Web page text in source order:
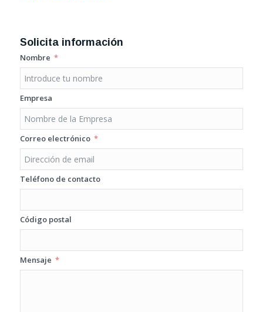
Solicita información
Nombre
Empresa
Correo electrónico
Teléfono de contacto
Código postal
Mensaje